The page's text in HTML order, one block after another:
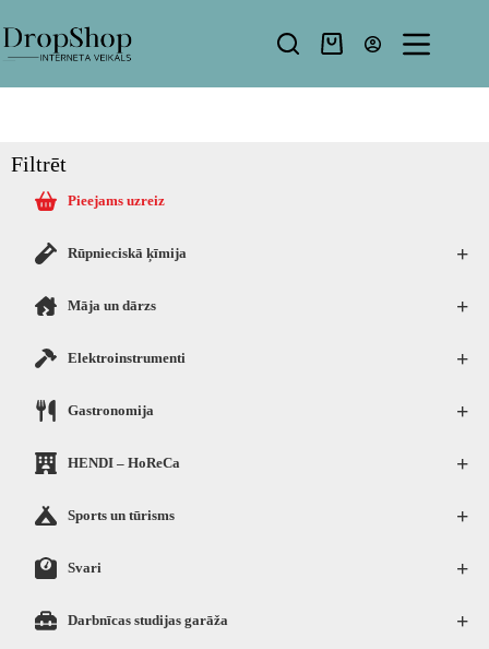
Filtrēt
Pieejams uzreiz
+
Rūpnieciskā ķīmija
+
Māja un dārzs
+
Elektroinstrumenti
+
Gastronomija
+
HENDI – HoReCa
+
Sports un tūrisms
+
Svari
+
Darbnīcas studijas garāža